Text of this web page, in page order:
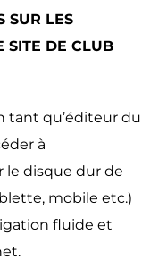
SUR LES
SITE DE CLUB
tant qu’éditeur du
à
le disque dur de
mobile etc.)
fluide et